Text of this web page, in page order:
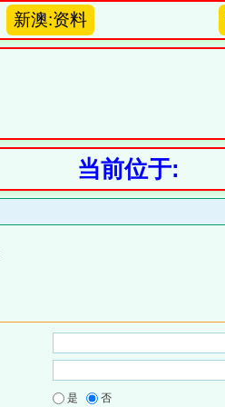
新澳:资料
当前位于:
是 否